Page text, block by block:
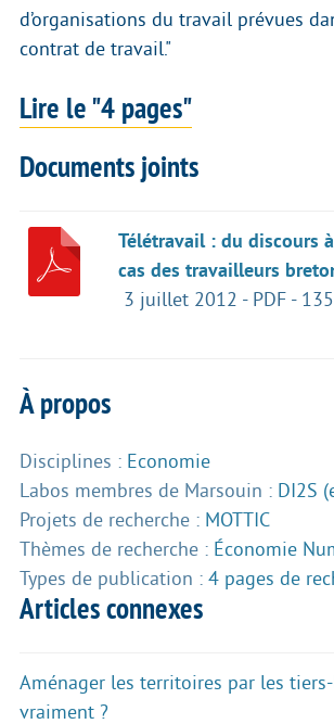
d’organisations du travail prévues
contrat de travail."
Lire le "4 pages"
Documents joints
Télétravail : du discours
cas des travailleurs
3 juillet 2012 - PDF -
À propos
Disciplines : Economie
Labos membres de Marsouin : DI2S
Projets de recherche : MOTTIC
Thèmes de recherche : Économie
Types de publication : 4 pages de
Articles connexes
Aménager les territoires par les
vraiment ?